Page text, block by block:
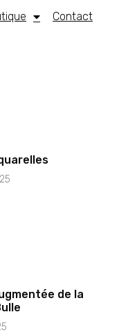
Contact
de la